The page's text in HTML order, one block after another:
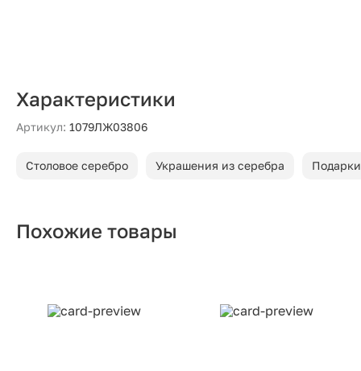
Характеристики
Артикул: 1079ЛЖ03806
Столовое серебро Украшения из серебра
Похожие товары